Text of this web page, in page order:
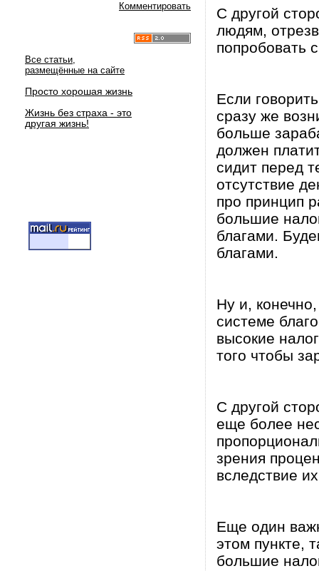
Комментировать
Все статьи,
размещённые на сайте
Просто хорошая жизнь
Жизнь без страха - это
другая жизнь!
С другой
людям,
попробовать
Если
сразу же
больше
должен
сидит перед
отсутствие
про принцип
большие
благами.
благами.
Ну и,
системе
высокие
того чтобы
С другой
еще более
зрения
вследствие
Еще один
этом пункте,
большие